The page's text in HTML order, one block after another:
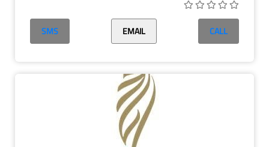
CALL
EMAIL
SMS